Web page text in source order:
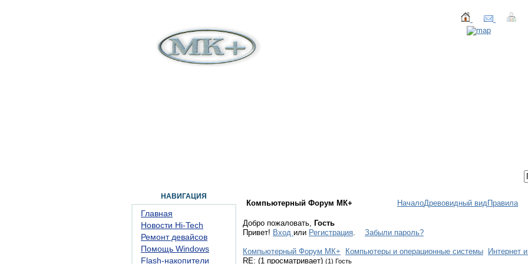
НАВИГАЦИЯ
Главная
Новости Hi-Tech
Ремонт девайсов
Помощь Windows
Flash-накопители
Компьютерный Форум МК+ НачалоДревовидный видПравила
Добро пожаловать, Гость
Привет! Вход или Регистрация. Забыли пароль?
Компьютерный Форум МК+ Компьютеры и операционные системы
Интернет
RE: (1 просматривает) (1) Гость